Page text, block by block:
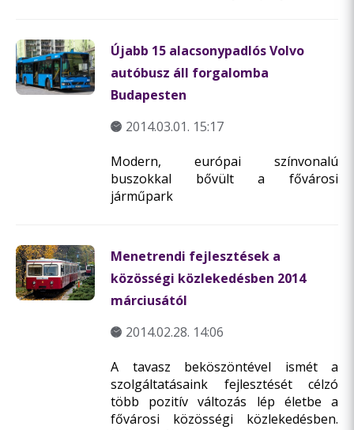
Újabb 15 alacsonypadlós Volvo
autóbusz áll forgalomba
Budapesten
2014.03.01. 15:17
Modern, európai színvonalú
buszokkal bővült a fővárosi
járműpark
Menetrendi fejlesztések a
közösségi közlekedésben 2014
márciusától
2014.02.28. 14:06
A tavasz beköszöntével ismét a
szolgáltatásaink fejlesztését célzó
több pozitív változás lép életbe a
fővárosi közösségi közlekedésben.